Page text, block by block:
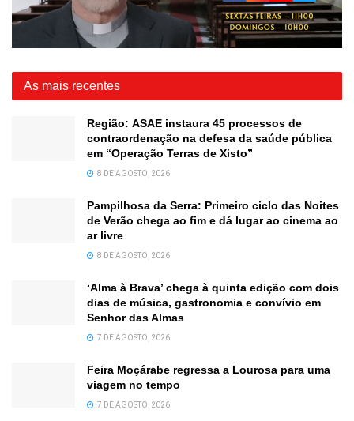
As mais recentes
Região: ASAE instaura 45 processos de
contraordenação na defesa da saúde pública
em “Operação Terras de Xisto”
8 DE AGOSTO, 2026
Pampilhosa da Serra: Primeiro ciclo das Noites
de Verão chega ao fim e dá lugar ao cinema ao
ar livre
8 DE AGOSTO, 2026
‘Alma à Brava’ chega à quinta edição com dois
dias de música, gastronomia e convívio em
Senhor das Almas
7 DE AGOSTO, 2026
Feira Moçárabe regressa a Lourosa para uma
viagem no tempo
7 DE AGOSTO, 2026